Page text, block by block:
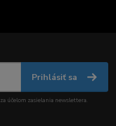
Prihlásiť sa
za účelom zasielania newslettera.